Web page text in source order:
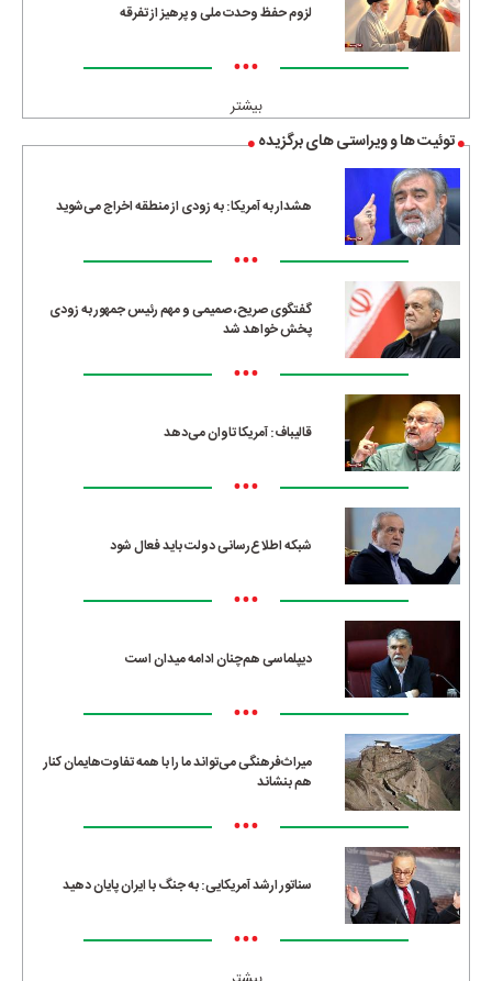
لزوم حفظ وحدت ملی و پرهیز از تفرقه
•••
بیشتر
توئیت ها و ویراستی های برگزیده
هشدار به آمریکا: به زودی از منطقه اخراج می‌شوید
•••
گفتگوی صریح، صمیمی و مهم رئیس جمهور به زودی
پخش خواهد شد
•••
قالیباف: آمریکا تاوان می‌دهد
•••
شبکه اطلاع‌رسانی دولت باید فعال شود
•••
دیپلماسی هم‌چنان ادامه میدان است
•••
میراث‌فرهنگی می‌تواند ما را با همه تفاوت‌هایمان کنار
هم بنشاند
•••
سناتور ارشد آمریکایی: به جنگ با ایران پایان دهید
•••